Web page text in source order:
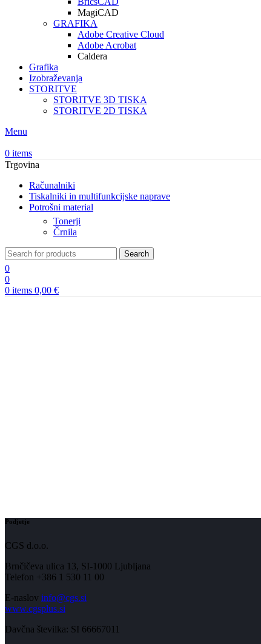
MagiCAD
GRAFIKA
Adobe Creative Cloud
Adobe Acrobat
Caldera
Grafika
Izobraževanja
STORITVE
STORITVE 3D TISKA
STORITVE 2D TISKA
Menu
0 items
Trgovina
Računalniki
Tiskalniki in multifunkcijske naprave
Potrošni material
Tonerji
Črnila
Search
0
0
0 items 0,00 €
Podjetje
CGS d.o.o.
Brnčičeva ulica 13, SI-1000 Ljubljana
Telefon +386 1 530 11 00
E-naslov info@cgs.si
www.cgsplus.si
Davčna številka: SI 66667011